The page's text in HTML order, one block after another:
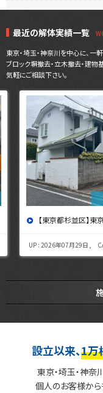
最近の解体実績一覧
東京・埼玉・神奈川を中心に、一
ブロック塀撤去・立木撤去・建
気軽にご相談下さい。
【東京都杉並区】東京都杉
UP : 2026年07月29日 ,
設立以来、1万
東京・埼玉・神奈
個人のお客様から